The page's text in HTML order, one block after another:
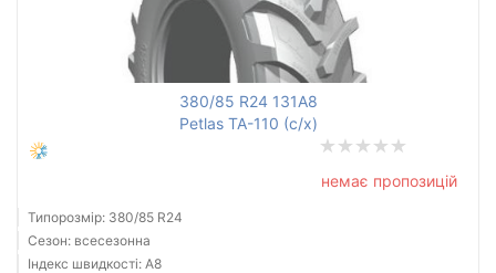
380/85 R24 131A8
Petlas TA-110 (с/х)
немає пропозицій
Типорозмір: 380/85 R24
Сезон: всесезонна
Індекс швидкості: A8